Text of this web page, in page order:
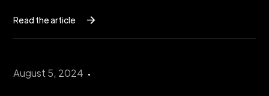
Read the article
August 5, 2024